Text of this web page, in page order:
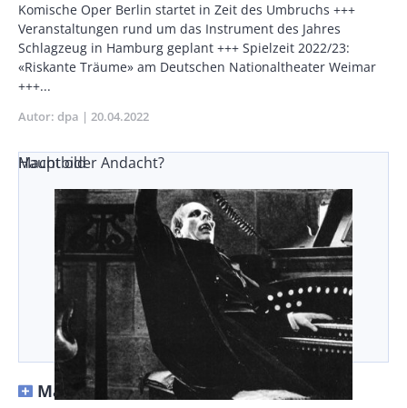
Body
Komische Oper Berlin startet in Zeit des Umbruchs +++
Veranstaltungen rund um das Instrument des Jahres
Schlagzeug in Hamburg geplant +++ Spielzeit 2022/23:
«Riskante Träume» am Deutschen Nationaltheater Weimar
+++...
Autor dpa Publikationsdatum
20.04.2022
Macht oder Andacht?
Hauptbild
Macht oder Andacht?